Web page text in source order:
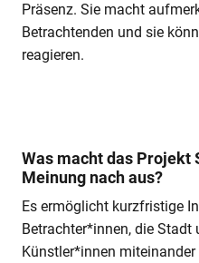
Präsenz. Sie macht
Betrachtenden und sie
reagieren.
Was macht das Projekt
Meinung nach aus?
Es ermöglicht kurzfristige
Betrachter*innen, die Stadt
Künstler*innen miteinander